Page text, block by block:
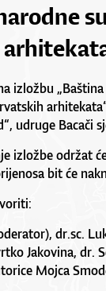
izložbu
udruge Bacači
izložbe održat
bit će
dr.sc.
Jakovina, dr.
Mojca